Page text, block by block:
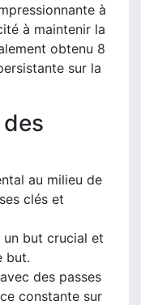
à
à maintenir la
obtenu 8
sur la
au milieu de
clés et
un but crucial et
but.
des passes
constante sur